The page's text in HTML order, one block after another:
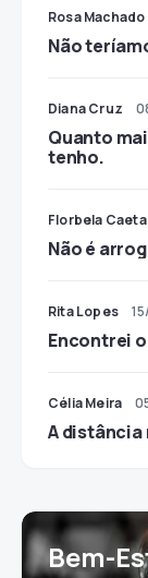
Rosa Machado
Não
Diana Cruz
Quanto
tenho.
Florbela
Não é
Rita Lopes
Encontrei
Célia Meira
A distância
Bem-